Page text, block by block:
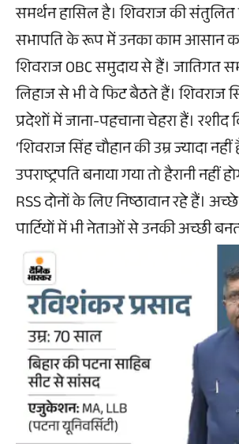
समर्थन हासिल है। शिवराज की संतुलित
सभापति के रूप में उनका काम आसान
शिवराज OBC समुदाय से हैं। जातिगत
लिहाज से भी वे फिट बैठते हैं। शिवराज
प्रदेशों में जाना-पहचाना चेहरा हैं।
‘शिवराज सिंह चौहान की उम्र ज्यादा
उपराष्ट्रपति बनाया गया तो हैरानी नहीं
RSS दोनों के लिए निष्ठावान रहे हैं।
पार्टियों में भी नेताओं से उनकी अच्छी